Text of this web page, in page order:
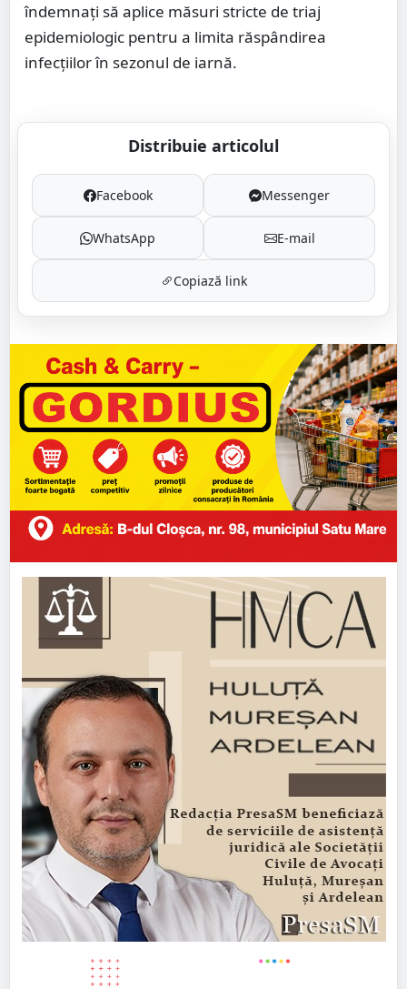
îndemnați să aplice măsuri stricte de triaj
epidemiologic pentru a limita răspândirea
infecțiilor în sezonul de iarnă.
Distribuie articolul
Facebook Messenger
WhatsApp E-mail
Copiază link